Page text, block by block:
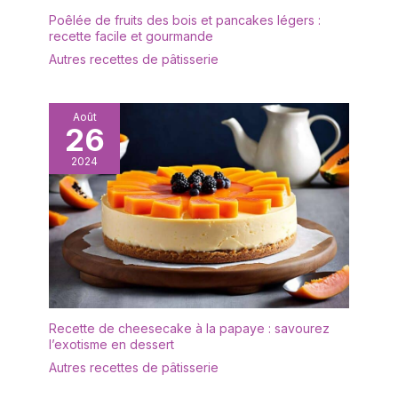
biscuits : la boîte de
rangement transparente
permet une vue claire du
contenu à tout moment.
idéal pour une
présentation élégante
sur le plan de travail de la
cuisine. Matériau de
qualité supérieure -
Plastique sans BPA avec
structure stable :
fabriquée en plastique
robuste sans BPA, cette
boîte à biscuits est
incassable, légère et
durable. Une alternative
parfaite aux récipients en
quotidien. Utilisation
Poêlée de fruits des bois et pancakes légers :
recette facile et gourmande
Autres recettes de pâtisserie
Août
26
2024
Recette de cheesecake à la papaye : savourez
l’exotisme en dessert
Autres recettes de pâtisserie